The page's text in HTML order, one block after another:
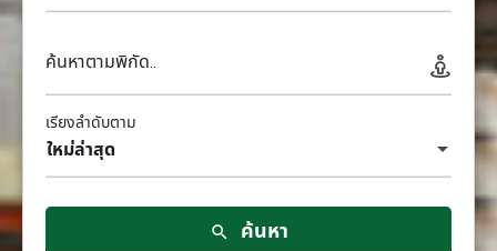
ค้นหาตามพิกัด..
ใหม่ล่าสุด
เรียงลำดับตาม
ค้นหา